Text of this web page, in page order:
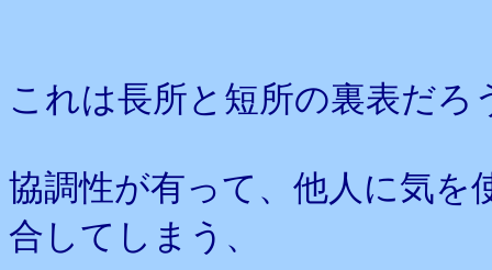
これは長所と短所の裏表だろ
協調性が有って、他人に気を
合してしまう、